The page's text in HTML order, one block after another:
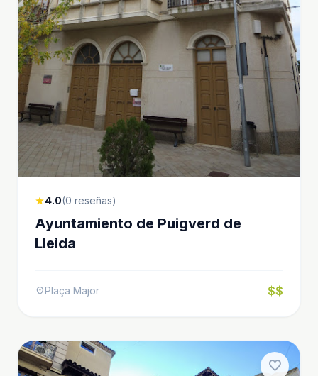
star4.0(0 reseñas)
Ayuntamiento de Puigverd de
Lleida
location_onPlaça Major $$
favorite